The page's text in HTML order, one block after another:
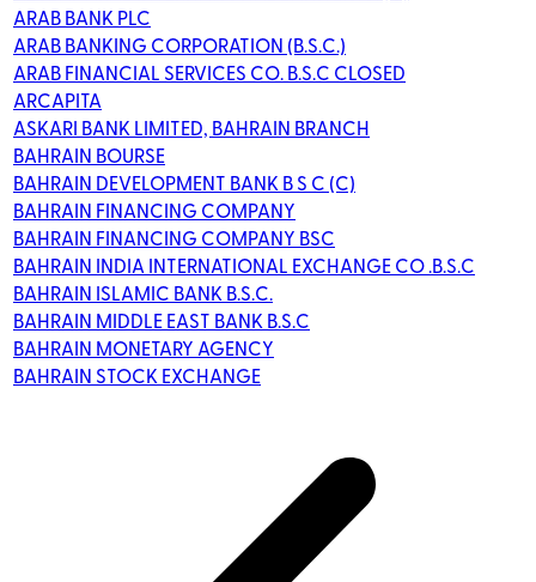
ARAB BANK PLC
ARAB BANKING CORPORATION (B.S.C.)
ARAB FINANCIAL SERVICES CO. B.S.C CLOSED
ARCAPITA
ASKARI BANK LIMITED, BAHRAIN BRANCH
BAHRAIN BOURSE
BAHRAIN DEVELOPMENT BANK B S C (C)
BAHRAIN FINANCING COMPANY
BAHRAIN FINANCING COMPANY BSC
BAHRAIN INDIA INTERNATIONAL EXCHANGE CO .B.S.C
BAHRAIN ISLAMIC BANK B.S.C.
BAHRAIN MIDDLE EAST BANK B.S.C
BAHRAIN MONETARY AGENCY
BAHRAIN STOCK EXCHANGE